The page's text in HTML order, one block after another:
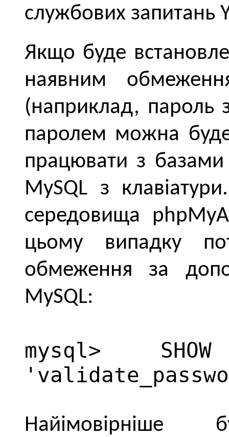
службових запитань
Якщо буде
наявним
(наприклад, пароль
паролем можна
працювати з
MySQL з
середовища
цьому випадку
обмеження за
MySQL:
mysql>